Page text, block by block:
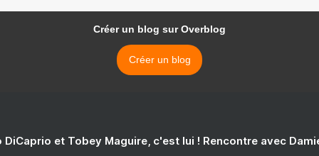
Créer un blog sur Overblog
Créer un blog
DiCaprio et Tobey Maguire, c'est lui ! Rencontre avec